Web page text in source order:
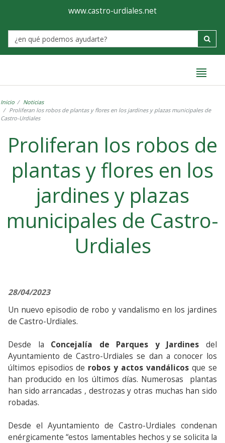
Ayuntamiento
de
Castro-
www.castro-urdiales.net
Label
Inicio
Noticias
Proliferan los robos de plantas y flores en los jardines y plazas municipales de
Castro-Urdiales
Proliferan los robos de
plantas y flores en los
jardines y plazas
municipales de Castro-
Urdiales
28/04/2023
Un nuevo episodio de robo y vandalismo en los jardines
de Castro-Urdiales.
Desde la Concejalía de Parques y Jardines del
Ayuntamiento de Castro-Urdiales se dan a conocer los
últimos episodios de robos y actos vandálicos que se
han producido en los últimos días. Numerosas plantas
han sido arrancadas , destrozas y otras muchas han sido
robadas.
Desde el Ayuntamiento de Castro-Urdiales condenan
enérgicamente “estos lamentables hechos y se solicita la